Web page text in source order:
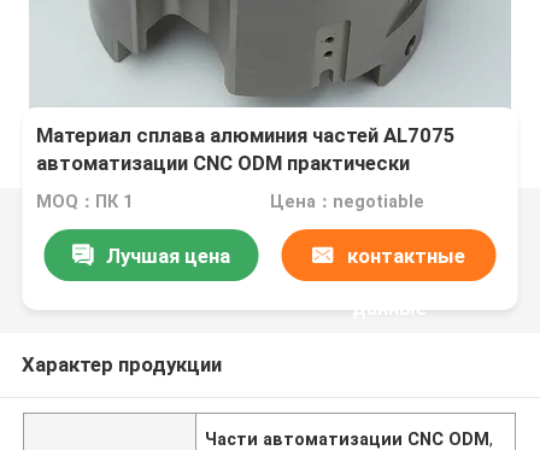
Материал сплава алюминия частей AL7075
автоматизации CNC ODM практически
MOQ：ПК 1 Цена：negotiable
Лучшая цена контактные
данные
Характер продукции
Части автоматизации CNC ODM,